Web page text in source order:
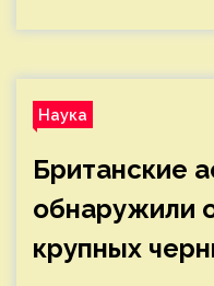
Наука
Британские
обнаружили
крупных